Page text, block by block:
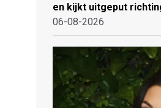
en kijkt uitgeput
06-08-2026